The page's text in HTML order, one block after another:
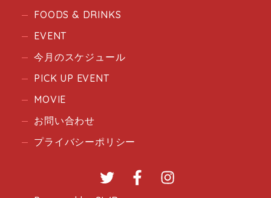
FOODS & DRINKS
EVENT
今月のスケジュール
PICK UP EVENT
MOVIE
お問い合わせ
プライバシーポリシー
Twitter Facebook